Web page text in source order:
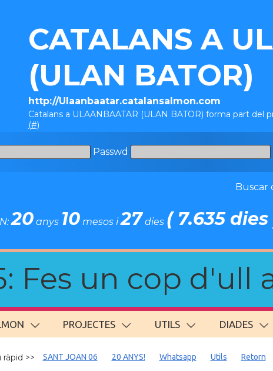
CATALANS A
(ULAN BATOR)
http://Ulaanbaatar.catalansalmon.com
Catalans a ULAANBAATAR (ULAN BATOR) forma part del
(#)
Passwd
Buscar
20 anys 10 mesos i27 dies ( 7.635 dies
Fes un cop d'ull
PROJECTES UTILS DIADES
>> SANT JOAN 06 20 ANYS! Whatsapp Utils Retorn